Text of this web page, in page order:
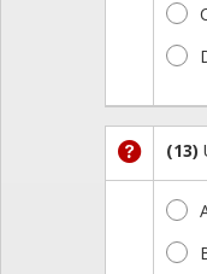
(13)